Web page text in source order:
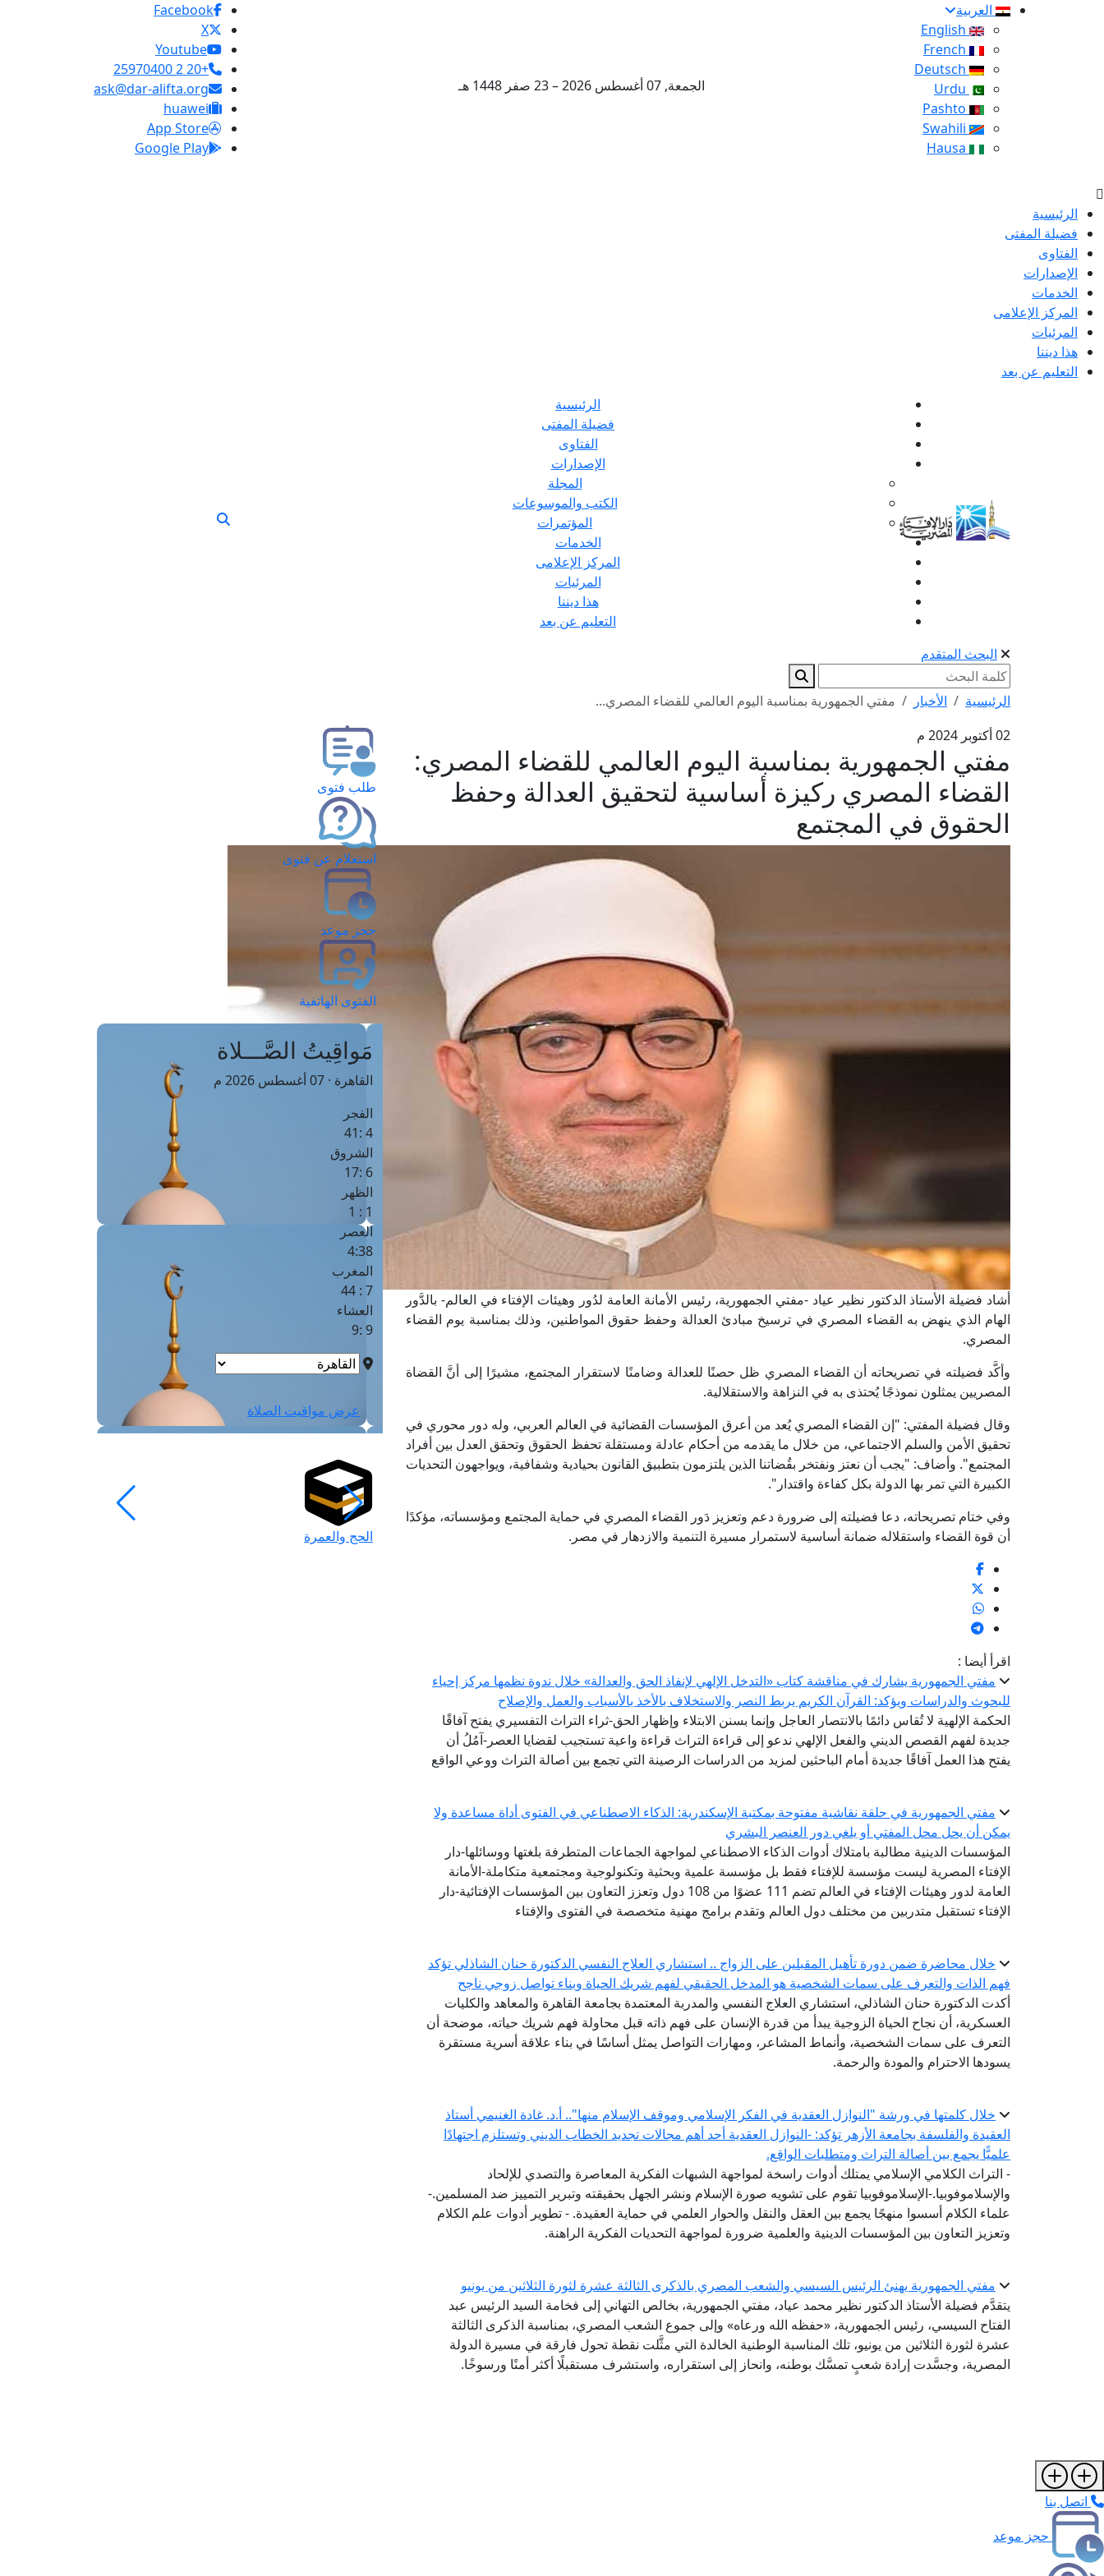
العربية
الجمعة, 07 أغسطس 2026 – 23 صفر 1448 هـ
Facebook
X
Youtube
+20 2 25970400
ask@dar-alifta.org
huawei
App Store
Google Play
الرئيسية
فضيلة المفتى
الفتاوى
الإصدارات
الخدمات
المركز الإعلامى
المرئيات
هذا ديننا
التعليم عن بعد
الرئيسية
فضيلة المفتى
الفتاوى
الإصدارات
المجلة
الكتب والموسوعات
المؤتمرات
الخدمات
المركز الإعلامى
المرئيات
هذا ديننا
التعليم عن بعد
البحث المتقدم
الرئيسية الأخبار
مفتي الجمهورية بمناسبة اليوم العالمي للقضاء المصري...
02 أكتوبر 2024 م
مفتي الجمهورية بمناسبة اليوم العالمي للقضاء المصري:
القضاء المصري ركيزة أساسية لتحقيق العدالة وحفظ
الحقوق في المجتمع
أشاد فضيلة الأستاذ الدكتور نظير عياد -مفتي الجمهورية، رئيس الأمانة العامة لدُور وهيئات الإفتاء في العالم- بالدَّور
الهام الذي ينهض به القضاء المصري في ترسيخ مبادئ العدالة وحفظ حقوق المواطنين، وذلك بمناسبة يوم القضاء
المصري.
وأكَّد فضيلته في تصريحاته أن القضاء المصري ظل حصنًا للعدالة وضامنًا لاستقرار المجتمع، مشيرًا إلى أنَّ القضاة
المصريين يمثلون نموذجًا يُحتذى به في النزاهة والاستقلالية.
وقال فضيلة المفتي: "إن القضاء المصري يُعد من أعرق المؤسسات القضائية في العالم العربي، وله دور محوري في
تحقيق الأمن والسلم الاجتماعي، من خلال ما يقدمه من أحكام عادلة ومستقلة تحفظ الحقوق وتحقق العدل بين أفراد
المجتمع". وأضاف: "يجب أن نعتز ونفتخر بقُضاتنا الذين يلتزمون بتطبيق القانون بحيادية وشفافية، ويواجهون التحديات
الكبيرة التي تمر بها الدولة بكل كفاءة واقتدار".
وفي ختام تصريحاته، دعا فضيلته إلى ضرورة دعم وتعزيز دَور القضاء المصري في حماية المجتمع ومؤسساته، مؤكدًا
أن قوة القضاء واستقلاله ضمانة أساسية لاستمرار مسيرة التنمية والازدهار في مصر.
اقرأ أيضا :
مفتي الجمهورية يشارك في مناقشة كتاب «التدخل الإلهي لإنفاذ الحق والعدالة» خلال ندوة نظمها مركز إحياء
للبحوث والدراسات ويؤكد: القرآن الكريم يربط النصر والاستخلاف بالأخذ بالأسباب والعمل والإصلاح
الحكمة الإلهية لا تُقاس دائمًا بالانتصار العاجل وإنما بسنن الابتلاء وإظهار الحق-ثراء التراث التفسيري يفتح آفاقًا
جديدة لفهم القصص الديني والفعل الإلهي ندعو إلى قراءة التراث قراءة واعية تستجيب لقضايا العصر-آمُلُ أن
يفتح هذا العمل آفاقًا جديدة أمام الباحثين لمزيد من الدراسات الرصينة التي تجمع بين أصالة التراث ووعي الواقع
مفتي الجمهورية في حلقة نقاشية مفتوحة بمكتبة الإسكندرية: الذكاء الاصطناعي في الفتوى أداة مساعدة ولا
يمكن أن يحل محل المفتي أو يلغي دور العنصر البشري
المؤسسات الدينية مطالبة بامتلاك أدوات الذكاء الاصطناعي لمواجهة الجماعات المتطرفة بلغتها ووسائلها-دار
الإفتاء المصرية ليست مؤسسة للإفتاء فقط بل مؤسسة علمية وبحثية وتكنولوجية ومجتمعية متكاملة-الأمانة
العامة لدور وهيئات الإفتاء في العالم تضم 111 عضوًا من 108 دول وتعزز التعاون بين المؤسسات الإفتائية-دار
الإفتاء تستقبل متدربين من مختلف دول العالم وتقدم برامج مهنية متخصصة في الفتوى والإفتاء
خلال محاضرة ضمن دورة تأهيل المقبلين على الزواج .. استشاري العلاج النفسي الدكتورة حنان الشاذلي تؤكد
فهم الذات والتعرف على سمات الشخصية هو المدخل الحقيقي لفهم شريك الحياة وبناء تواصل زوجي ناجح
أكدت الدكتورة حنان الشاذلي، استشاري العلاج النفسي والمدربة المعتمدة بجامعة القاهرة والمعاهد والكليات
العسكرية، أن نجاح الحياة الزوجية يبدأ من قدرة الإنسان على فهم ذاته قبل محاولة فهم شريك حياته، موضحة أن
التعرف على سمات الشخصية، وأنماط المشاعر، ومهارات التواصل يمثل أساسًا في بناء علاقة أسرية مستقرة
يسودها الاحترام والمودة والرحمة.
خلال كلمتها في ورشة "النوازل العقدية في الفكر الإسلامي وموقف الإسلام منها".. أ.د. غادة الغنيمي أستاذ
العقيدة والفلسفة بجامعة الأزهر تؤكد: -النوازل العقدية أحد أهم مجالات تجديد الخطاب الديني وتستلزم اجتهادًا
علميًّا يجمع بين أصالة التراث ومتطلبات الواقع.
- التراث الكلامي الإسلامي يمتلك أدوات راسخة لمواجهة الشبهات الفكرية المعاصرة والتصدي للإلحاد
والإسلاموفوبيا.-الإسلاموفوبيا تقوم على تشويه صورة الإسلام ونشر الجهل بحقيقته وتبرير التمييز ضد المسلمين.-
علماء الكلام أسسوا منهجًا يجمع بين العقل والنقل والحوار العلمي في حماية العقيدة. - تطوير أدوات علم الكلام
وتعزيز التعاون بين المؤسسات الدينية والعلمية ضرورة لمواجهة التحديات الفكرية الراهنة.
مفتي الجمهورية يهنئ الرئيس السيسي والشعب المصري بالذكرى الثالثة عشرة لثورة الثلاثين من يونيو
يتقدَّم فضيلة الأستاذ الدكتور نظير محمد عياد، مفتي الجمهورية، بخالص التهاني إلى فخامة السيد الرئيس عبد
الفتاح السيسي، رئيس الجمهورية، «حفظه الله ورعاه» وإلى جموع الشعب المصري، بمناسبة الذكرى الثالثة
عشرة لثورة الثلاثين من يونيو، تلك المناسبة الوطنية الخالدة التي مثَّلت نقطة تحول فارقة في مسيرة الدولة
المصرية، وجسَّدت إرادة شعبٍ تمسَّك بوطنه، وانحاز إلى استقراره، واستشرف مستقبلًا أكثر أمنًا ورسوخًا.
طلب فتوى
استعلام عن فتوى
حجز موعد
الفتوى الهاتفية
مَواقِيتُ الصَّـــلاة
القاهرة · 07 أغسطس 2026 م
الفجر
4 :41
الشروق
6 :17
الظهر
1 : 1
العصر
4:38
المغرب
7 : 44
العشاء
9 :9
عرض مواقيت الصلاة
الحج والعمرة
اتصل بنا
حجز موعد